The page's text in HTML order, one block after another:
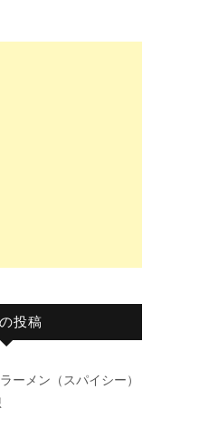
投稿
メン（スパイシー）